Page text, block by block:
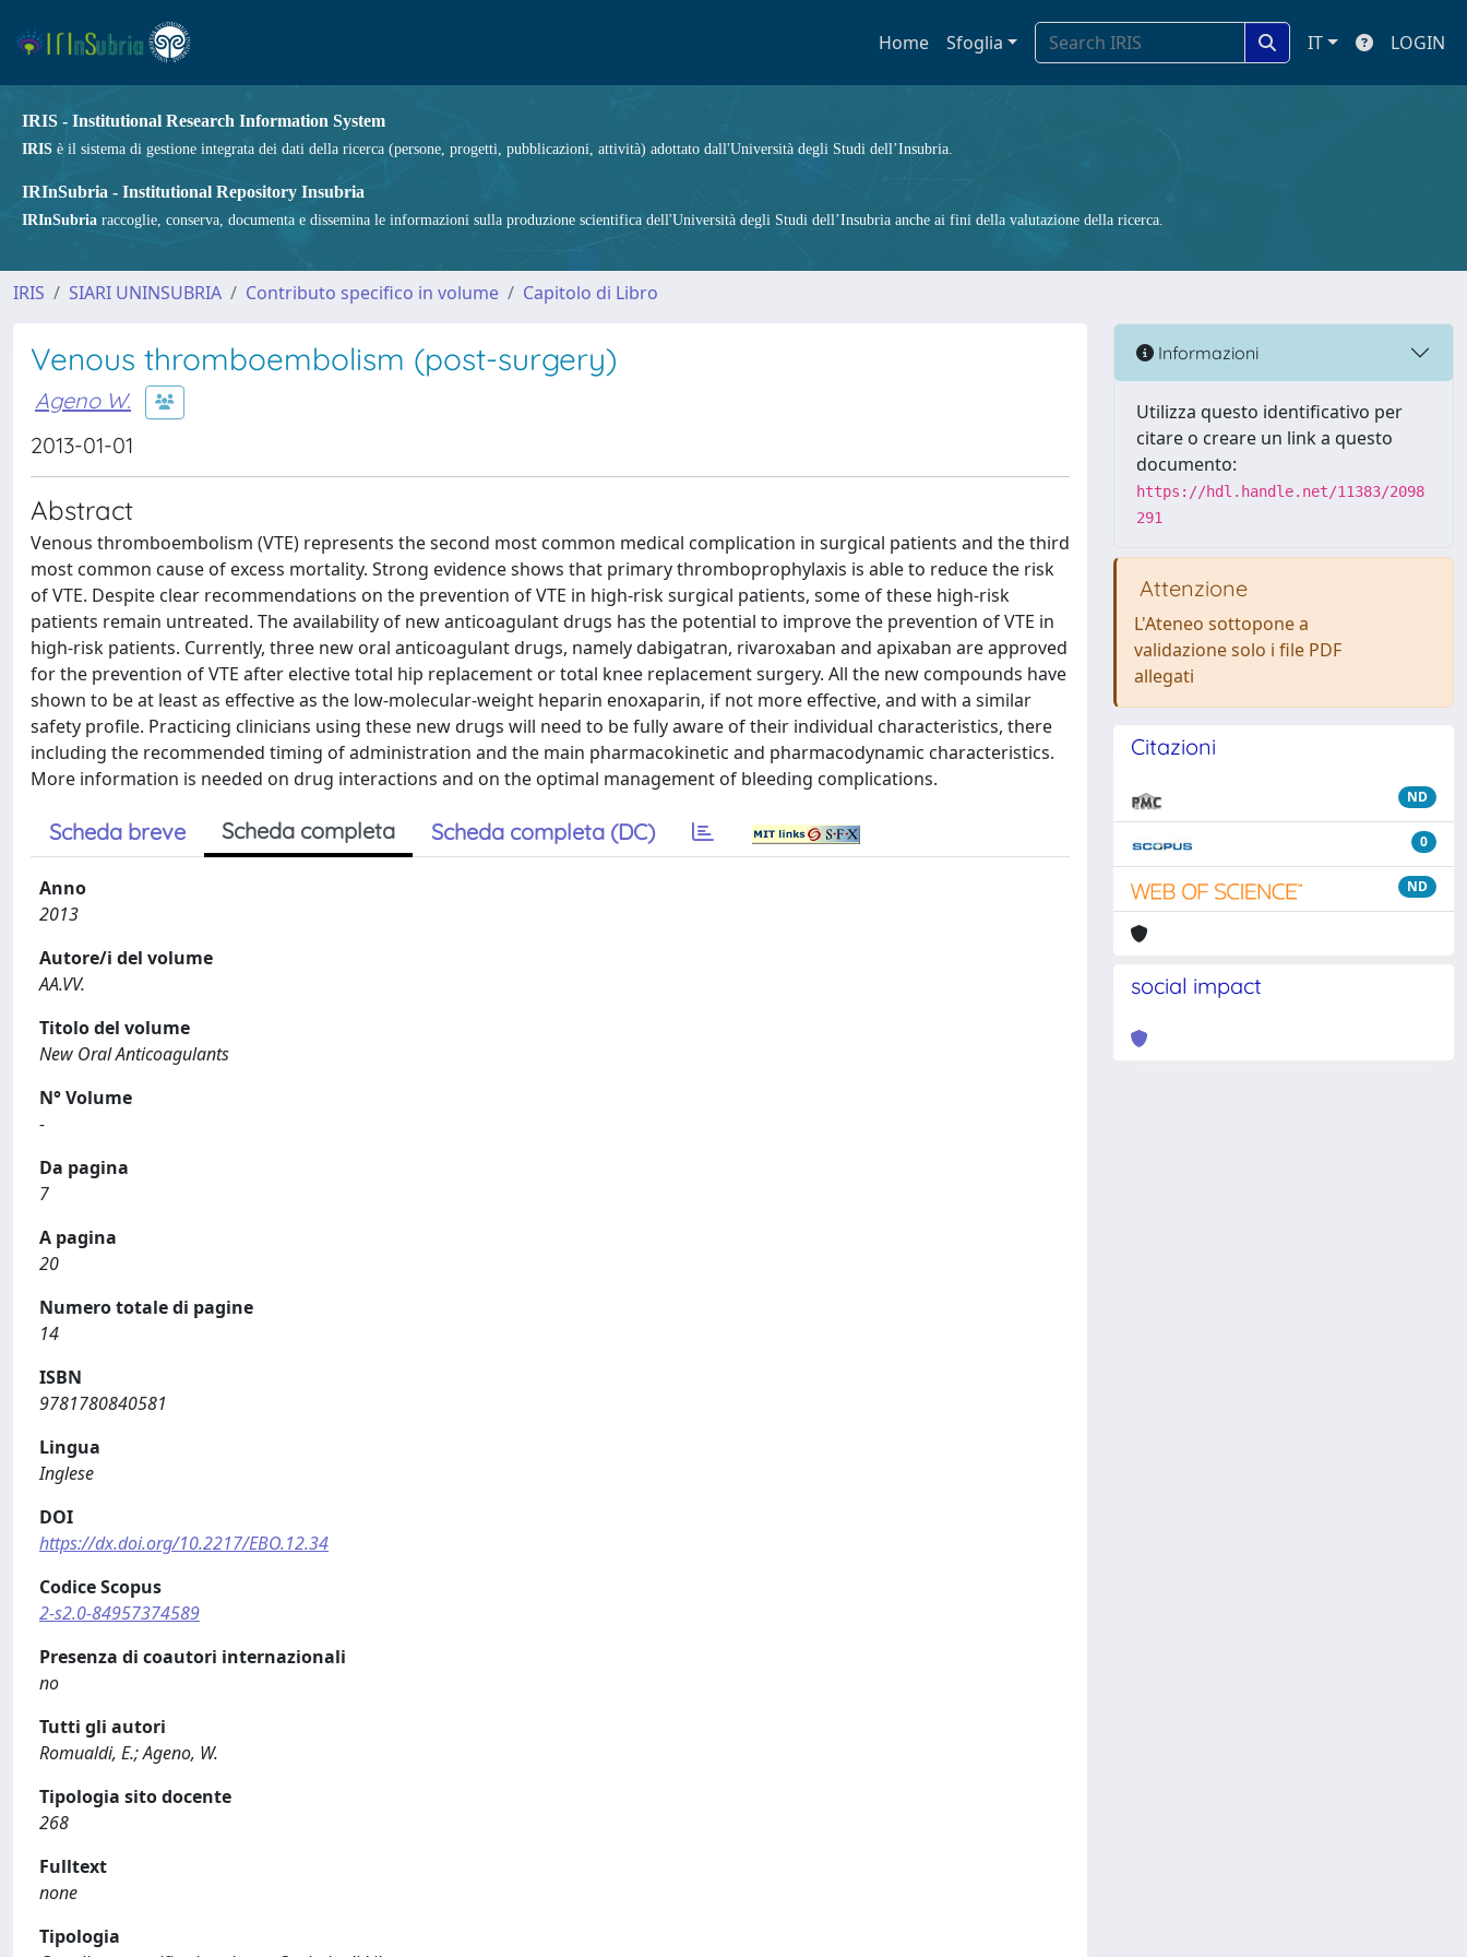
Home Sfoglia IT LOGIN
IRIS - Institutional Research Information System
IRIS è il sistema di gestione integrata dei dati della ricerca (persone, progetti, pubblicazioni, attività) adottato dall'Università degli Studi dell’Insubria.
IRInSubria - Institutional Repository Insubria
IRInSubria raccoglie, conserva, documenta e dissemina le informazioni sulla produzione scientifica dell'Università degli Studi dell’Insubria anche ai fini della valutazione della ricerca.
IRIS SIARI UNINSUBRIA Contributo specifico in volume Capitolo di Libro
Venous thromboembolism (post-surgery)
Ageno W.
2013-01-01
Abstract
Venous thromboembolism (VTE) represents the second most common medical complication in surgical patients and the third
most common cause of excess mortality. Strong evidence shows that primary thromboprophylaxis is able to reduce the risk
of VTE. Despite clear recommendations on the prevention of VTE in high-risk surgical patients, some of these high-risk
patients remain untreated. The availability of new anticoagulant drugs has the potential to improve the prevention of VTE in
high-risk patients. Currently, three new oral anticoagulant drugs, namely dabigatran, rivaroxaban and apixaban are approved
for the prevention of VTE after elective total hip replacement or total knee replacement surgery. All the new compounds have
shown to be at least as effective as the low-molecular-weight heparin enoxaparin, if not more effective, and with a similar
safety profile. Practicing clinicians using these new drugs will need to be fully aware of their individual characteristics, there
including the recommended timing of administration and the main pharmacokinetic and pharmacodynamic characteristics.
More information is needed on drug interactions and on the optimal management of bleeding complications.
Scheda breve Scheda completa Scheda completa (DC)
Anno
2013
Autore/i del volume
AA.VV.
Titolo del volume
New Oral Anticoagulants
N° Volume
-
Da pagina
7
A pagina
20
Numero totale di pagine
14
ISBN
9781780840581
Lingua
Inglese
DOI
https://dx.doi.org/10.2217/EBO.12.34
Codice Scopus
2-s2.0-84957374589
Presenza di coautori internazionali
no
Tutti gli autori
Romualdi, E.; Ageno, W.
Tipologia sito docente
268
Fulltext
none
Tipologia
Informazioni
Utilizza questo identificativo per
citare o creare un link a questo
documento:
https://hdl.handle.net/11383/2098
291
Attenzione
L'Ateneo sottopone a
validazione solo i file PDF
allegati
Citazioni
ND
0
ND
social impact